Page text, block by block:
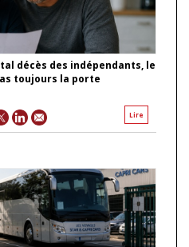
décès des indépendants, le
toujours la porte
Lire